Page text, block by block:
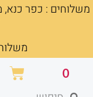
דילוג
משלוחים : כפר כנא,
משלוח
0 עגלת
קניות